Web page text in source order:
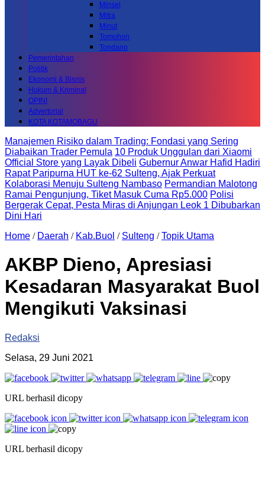
Minsel
Mitra
Minut
Tomohon
Tondano
Pemerintahan
Politik
Ekonomi & Bisnis
Hukum & Kriminal
OPINI
Advertorial
KOTA KOTAMOBAGU
Manajemen Risiko dalam Trading: Fondasi yang Sering
Diabaikan Trader Pemula 10 Produk Unggulan dari Xiaomi
Official Store yang Layak Dibeli Gubernur Anwar Hafid Hadiri
Rapat Paripurna HUT ke-62 Sulteng, Ajak Perkuat
Kolaborasi Menuju Sulteng Nambaso Permandian Malotong
Ramai Pengunjung, Tiket Masuk Cuma Rp5.000 Polisi
Bergerak Cepat, Pesta Miras di Anjungan Leok 1 Dibubarkan
Dini Hari
Home / Daerah / Kab.Buol / Sulteng /Topik Utama
AKBP Dieno, Apresiasi
Kesadaran Masyarakat Buol
Mengikuti Vaksinasi
Redaksi
Selasa, 29 Juni 2021
URL berhasil dicopy
URL berhasil dicopy